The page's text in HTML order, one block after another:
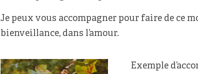
Je peux vous accompagner pour faire de ce
bienveillance, dans l’amour.
Exemple